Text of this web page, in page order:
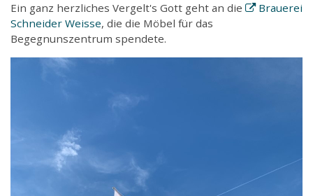
Ein ganz herzliches Vergelt's Gott geht an die
Brauerei
Schneider Weisse, die die Möbel für das
Begegnunszentrum spendete.